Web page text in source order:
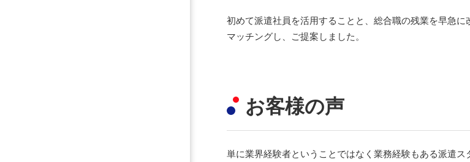
初めて派遣社員を活用することと、総合職の残業を早急
マッチングし、ご提案しました。
お客様の声
単に業界経験者ということではなく業務経験もある派遣